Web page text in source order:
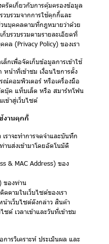
ครัดเกี่ยวกับการคุ้มครองข้อมูล
บรวมจากการใช้คุกกี้และ
นบุคคลตามที่กฎหมายว่าด้วย
บรวบรวมตามรายละเอียดที่
ล (Privacy Policy) ของเรา
กเพื่อจัดเก็บข้อมูลการเข้าใช้
หน้าที่เข้าชม เงื่อนไขการตั้ง
ณ์คอมพิวเตอร์ หรือเครื่องมือ
ตบุ๊ค แท็บเล็ต หรือ สมาร์ทโฟน
เข้าสู่เว็บไซต์
งานคุกกี้
เราจะทำการจดจำและบันทึก
นส่งเข้ามาโดยอัตโนมัติ
& MAC Address) ของ
ของท่าน
ตามในเว็บไซต์ของเรา
าเว็บไซต์ดังกล่าว สินค้า
ต์ เวลาเข้าและวันที่เข้าชม
ารวิเคราะห์ ประเมินผล และ